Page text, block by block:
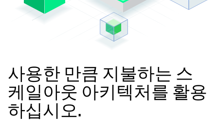
사용한 만큼 지불하는 스
케일아웃 아키텍처를 활용
하십시오.